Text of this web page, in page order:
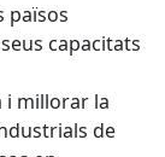
països
capacitats
i millorar la
de